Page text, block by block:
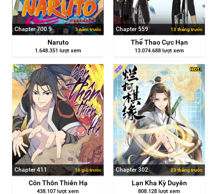
Chapter 700.9
Naruto
1.648.351 lượt xem
3 năm trước Chapter 559
Thể Thao Cực Hạn
13.074.688 lượt xem
13 tháng trước
Chapter 411
Côn Thôn Thiên Hạ
438.107 lượt xem
16 giờ trước Chapter 302
Lạn Kha Kỳ Duyên
808.128 lượt xem
23 tháng trước